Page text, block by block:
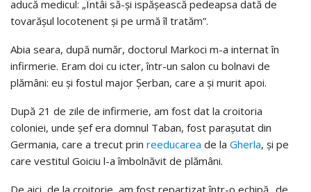
aducă medicul: „Întâi să-și ispășească pedeapsa dată de
tovarășul locotenent și pe urmă îl tratăm”.
Abia seara, după număr, doctorul Markoci m-a internat în
infirmerie. Eram doi cu icter, într-un salon cu bolnavi de
plămâni: eu și fostul major Șerban, care a și murit apoi.
După 21 de zile de infirmerie, am fost dat la croitoria
coloniei, unde șef era domnul Taban, fost parașutat din
Germania, care a trecut prin reeducarea de la Gherla, și pe
care vestitul Goiciu l-a îmbolnăvit de plămâni.